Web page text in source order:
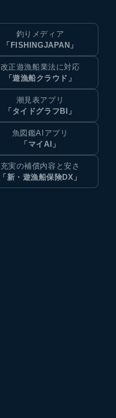
釣りメディア
「FISHINGJAPAN」
改正遊漁船業法に対応
「遊漁船クラウド」
潮見表アプリ
「タイドグラフBI」
魚図鑑AIアプリ
「マイAI」
充実の補償内容と安さ
「新・遊漁船保険DX」